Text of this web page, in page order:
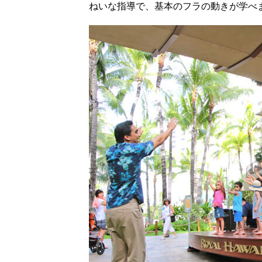
ねいな指導で、基本のフラの動きが学べ